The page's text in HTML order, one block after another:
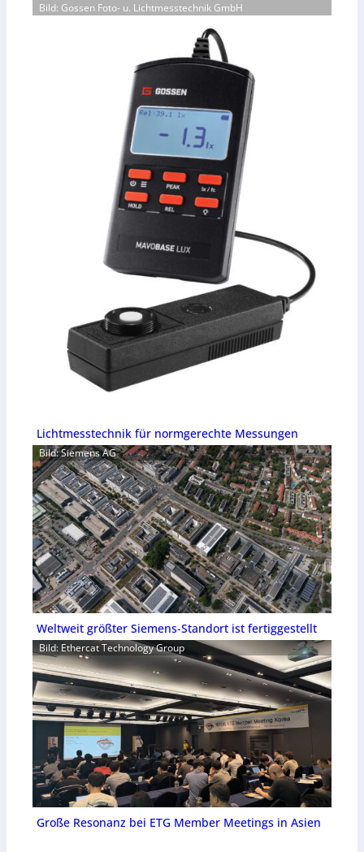
Bild: Gossen Foto- u. Lichtmesstechnik GmbH
Lichtmesstechnik für normgerechte Messungen
Bild: Siemens AG
Weltweit größter Siemens-Standort ist fertiggestellt
Bild: Ethercat Technology Group
Große Resonanz bei ETG Member Meetings in Asien